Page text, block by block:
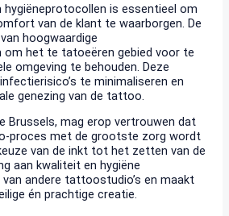
hygiëneprotocollen is essentieel om
van de klant te waarborgen. De
hoogwaardige
om het te tatoeëren gebied voor te
omgeving te behouden. Deze
te minimaliseren en
genezing van de tattoo.
Brussels, mag erop vertrouwen dat
proces met de grootste zorg wordt
van de inkt tot het zetten van de
aan kwaliteit en hygiëne
andere tattoostudio’s en maakt
én prachtige creatie.